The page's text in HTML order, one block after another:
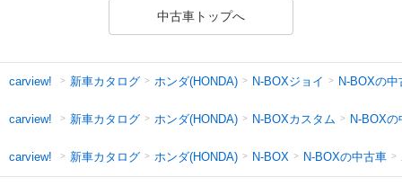
中古車トップへ
carview! 新車カタログ ホンダ(HONDA) N-BOXジョイ N-BOXの中
carview! 新車カタログ ホンダ(HONDA) N-BOXカスタム N-BOXの
carview! 新車カタログ ホンダ(HONDA) N-BOX N-BOXの中古車